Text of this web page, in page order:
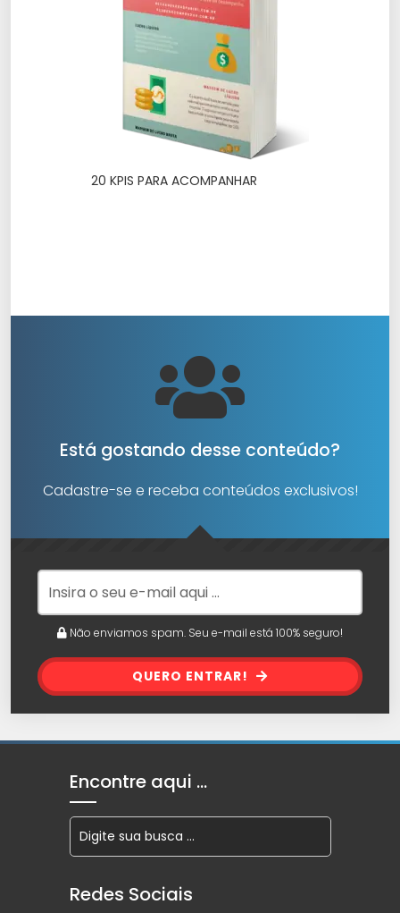
20 KPIS PARA ACOMPANHAR
Está gostando desse conteúdo?
Cadastre-se e receba conteúdos exclusivos!
Não enviamos spam. Seu e-mail está 100% seguro!
QUERO ENTRAR!
Encontre aqui …
Redes Sociais